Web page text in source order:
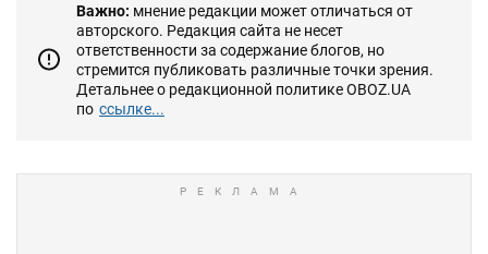
Важно: мнение редакции может отличаться от
авторского. Редакция сайта не несет
ответственности за содержание блогов, но
стремится публиковать различные точки зрения.
Детальнее о редакционной политике OBOZ.UA
по ссылке...